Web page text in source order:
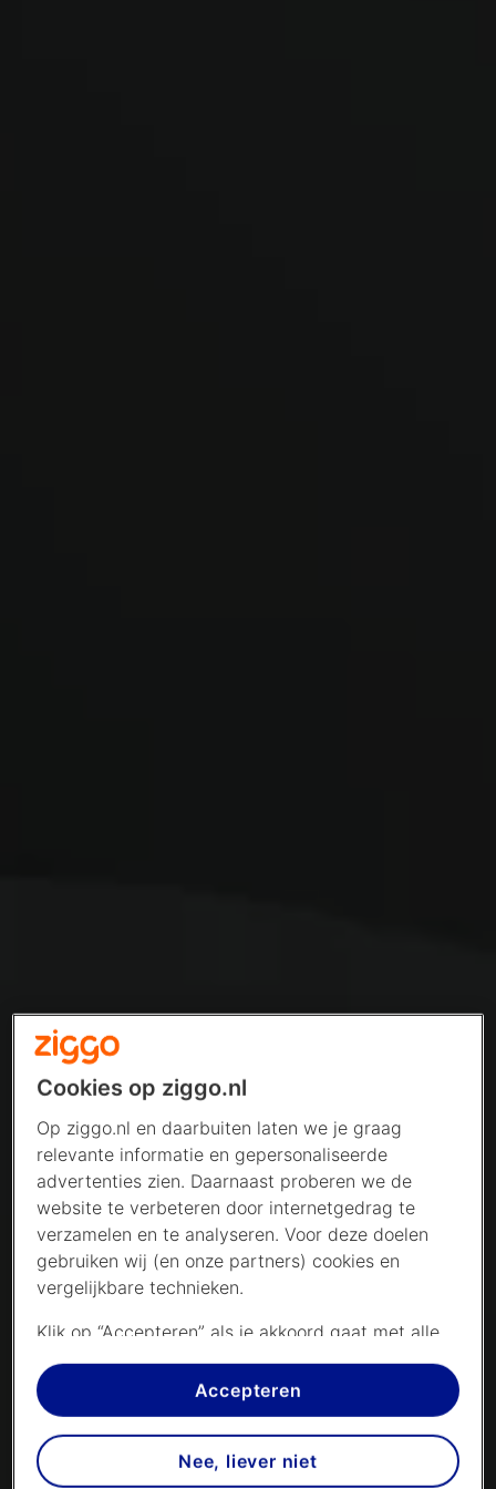
Cookies op ziggo.nl
Op ziggo.nl en daarbuiten laten we je graag
relevante informatie en gepersonaliseerde
advertenties zien. Daarnaast proberen we de
website te verbeteren door internetgedrag te
verzamelen en te analyseren. Voor deze doelen
gebruiken wij (en onze partners) cookies en
vergelijkbare technieken.
Klik op “Accepteren” als je akkoord gaat met alle
cookies. Kies je voor “Nee, liever niet”, dan
plaatsen we alleen strikt noodzakelijke cookies om
de website goed te laten werken. Dat betekent
dat we geen vormen van personalisatie
toepassen.
Accepteren
Nee, liever niet